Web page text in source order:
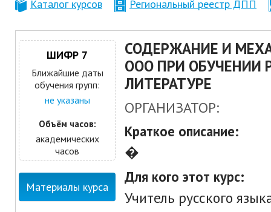
Каталог курсов Региональный реестр ДПП
ШИФР 7
Ближайшие даты
обучения групп:
не указаны
Объём часов:
академических
часов
Материалы курса
СОДЕРЖАНИЕ И
ООО ПРИ ОБУЧЕНИИ
ЛИТЕРАТУРЕ
ОРГАНИЗАТОР:
Краткое описание:
�
Для кого этот курс:
Учитель русского